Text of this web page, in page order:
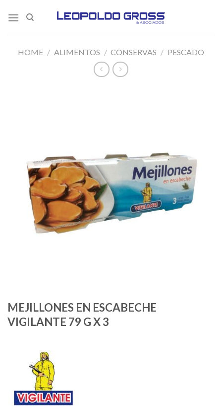
HOME / ALIMENTOS / CONSERVAS / PESCADO
MEJILLONES EN ESCABECHE
VIGILANTE 79 G X 3